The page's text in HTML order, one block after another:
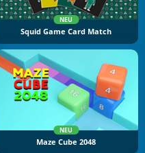
NEU
Squid Game Card Match
NEU
Maze Cube 2048